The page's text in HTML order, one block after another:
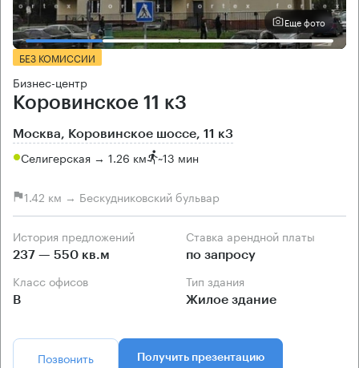
Еще фото
БЕЗ КОМИССИИ
Бизнес-центр
Коровинское 11 к3
Москва, Коровинское шоссе, 11 к3
Селигерская → 1.26 км ~13 мин
1.42 км → Бескудниковский бульвар
История предложений
237 — 550 кв.м
Ставка арендной платы
по запросу
Класс офисов
B
Тип здания
Жилое здание
Позвонить Получить презентацию